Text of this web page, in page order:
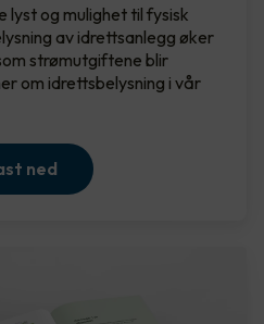
lyst og mulighet til fysisk
av idrettsanlegg øker
strømutgiftene blir
om idrettsbelysning i vår
ned